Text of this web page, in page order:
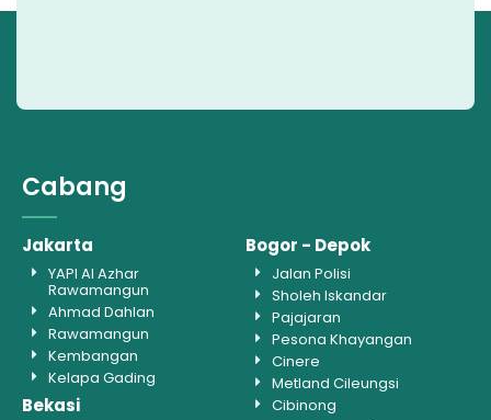
Cabang
Jakarta
YAPI Al Azhar
Rawamangun
Ahmad Dahlan
Rawamangun
Kembangan
Kelapa Gading
Bekasi
Bogor - Depok
Jalan Polisi
Sholeh Iskandar
Pajajaran
Pesona Khayangan
Cinere
Metland Cileungsi
Cibinong